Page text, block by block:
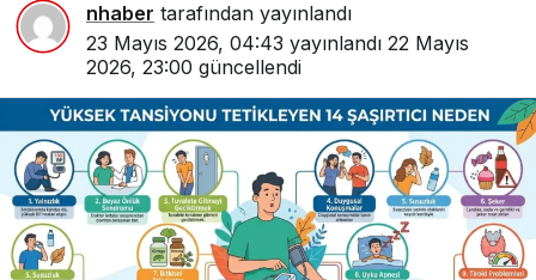
nhaber tarafından yayınlandı
23 Mayıs 2026, 04:43 yayınlandı 22 Mayıs
2026, 23:00 güncellendi